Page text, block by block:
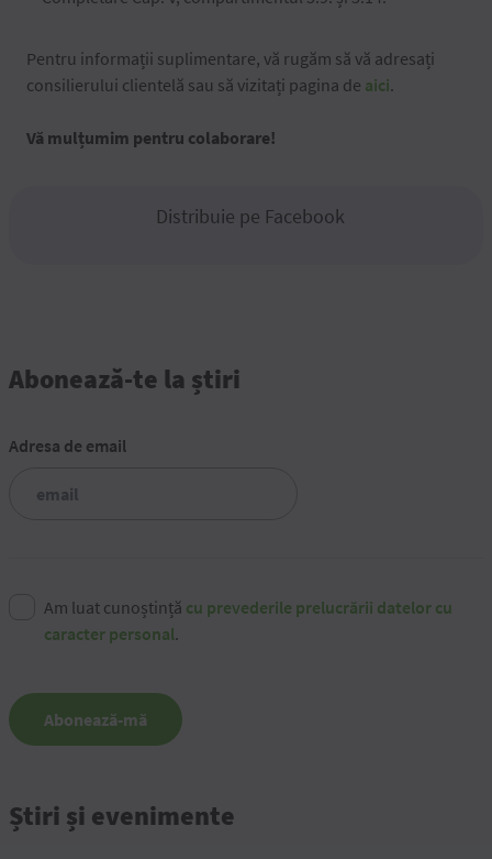
Pentru informații suplimentare, vă rugăm să vă adresați
consilierului clientelă sau să vizitați pagina de aici.
Vă mulțumim pentru colaborare!
Distribuie pe Facebook
Abonează-te la știri
Adresa de email
Am luat cunoștință cu prevederile prelucrării datelor cu
caracter personal.
Abonează-mă
Știri și evenimente